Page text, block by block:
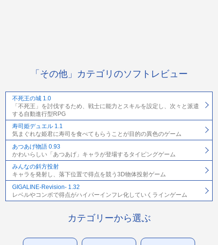
「その他」カテゴリのソフトレビュー
不死王の城 1.0
「不死王」を討伐するため、戦士に能力とスキルを設定し、次々と派遣
する自動進行型RPG
寿司姫デュエル 1.1
気まぐれな姫君に寿司を食べてもらうことが目的の異色のゲーム
あつあげ物語 0.93
かわいらしい「あつあげ」キャラが登場するタイピングゲーム
みんなの斜方投射
キャラを発射し、落下位置で得点を競う3D物体投射ゲーム
GIGALINE-Revision- 1.32
レベルやコンボで得点がハイパーインフレ化していくラインゲーム
カテゴリーから選ぶ